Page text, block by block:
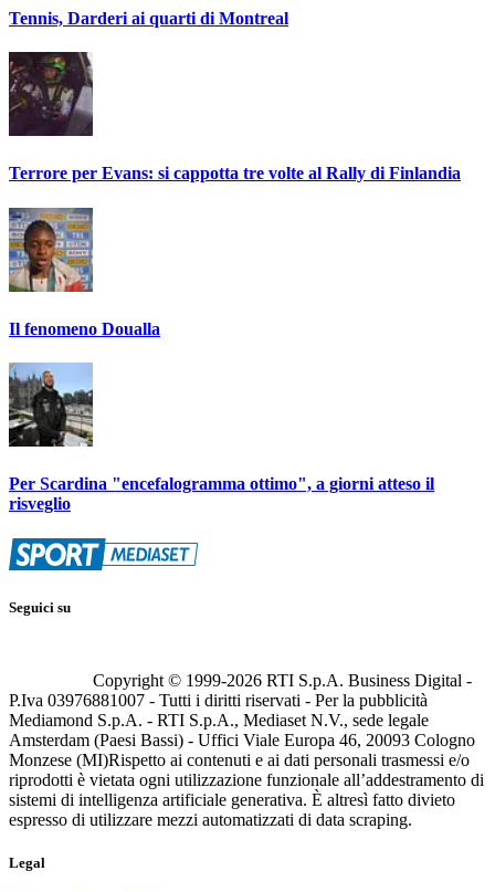
Tennis, Darderi ai quarti di Montreal
Terrore per Evans: si cappotta tre volte al Rally di Finlandia
Il fenomeno Doualla
Per Scardina "encefalogramma ottimo", a giorni atteso il
risveglio
Seguici su
Copyright © 1999-2026 RTI S.p.A. Business Digital -
P.Iva 03976881007 - Tutti i diritti riservati - Per la pubblicità
Mediamond S.p.A. - RTI S.p.A., Mediaset N.V., sede legale
Amsterdam (Paesi Bassi) - Uffici Viale Europa 46, 20093 Cologno
Monzese (MI)Rispetto ai contenuti e ai dati personali trasmessi e/o
riprodotti è vietata ogni utilizzazione funzionale all’addestramento di
sistemi di intelligenza artificiale generativa. È altresì fatto divieto
espresso di utilizzare mezzi automatizzati di data scraping.
Legal